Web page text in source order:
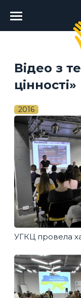
Головне
меню
Відео з
цінності»
2016
УГКЦ провела